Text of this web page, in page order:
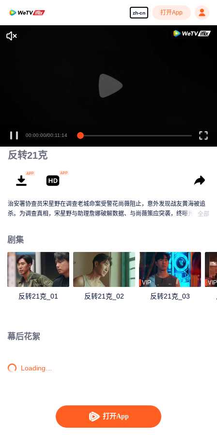
zh-cn 打开App
打开App
00:00:00/00:11:14
反转21克
治安署协查员宋星野在调查老城命案受警花尚薇阻止，意外发现战友黄海被追
杀。为调查真相，宋星野与助理詹娜破解数据、与尚薇策应突袭，终曝光黑幕
全部
剧集
反转21克_01 反转21克_02
VIP
反转21克_03
VIP
幕后花絮
Loading…